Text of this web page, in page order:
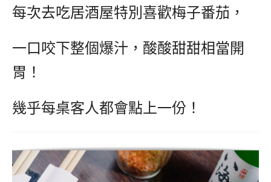
每次去吃居酒屋特別喜歡梅子番茄，
一口咬下整個爆汁，酸酸甜甜相當開
胃！
幾乎每桌客人都會點上一份！